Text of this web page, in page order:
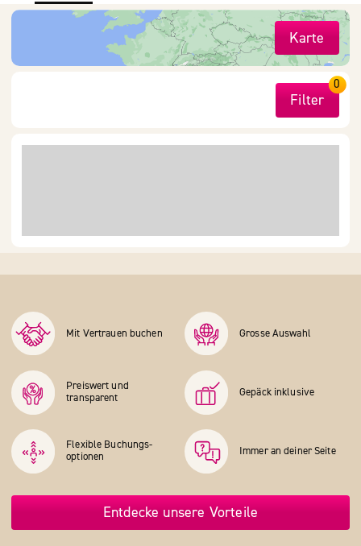
Karte
Filter
0
Mit Vertrauen buchen Grosse Auswahl
Preiswert und
transparent
Gepäck inklusive
Flexible Buchungs­
optionen
Immer an deiner Seite
Entdecke unsere Vorteile